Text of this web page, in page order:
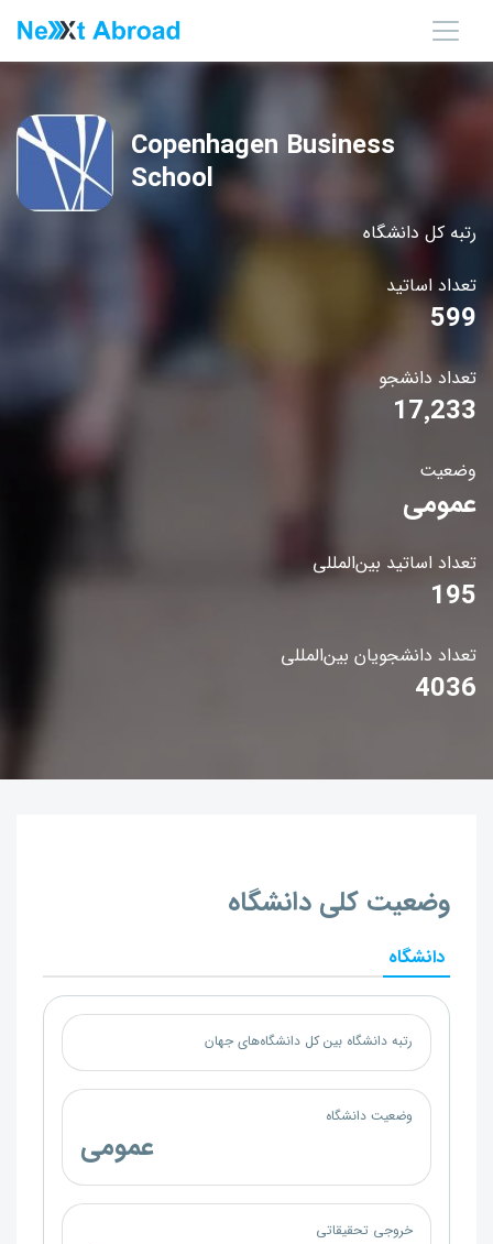
رتبه کل دانشگاه
تعداد اساتید
599
تعداد دانشجو
17٬233
وضعیت
عمومی
تعداد اساتید بین‌المللی
195
تعداد دانشجویان بین‌المللی
4036
Copenhagen Business
School
وضعیت کلی دانشگاه
دانشگاه
رتبه دانشگاه بین کل دانشگاه‌های جهان
وضعیت دانشگاه
عمومی
خروجی تحقیقاتی